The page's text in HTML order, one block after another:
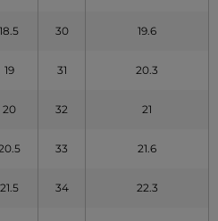
18.5 30 19.6
19 31 20.3
20 32 21
33 21.6
21.5 34 22.3